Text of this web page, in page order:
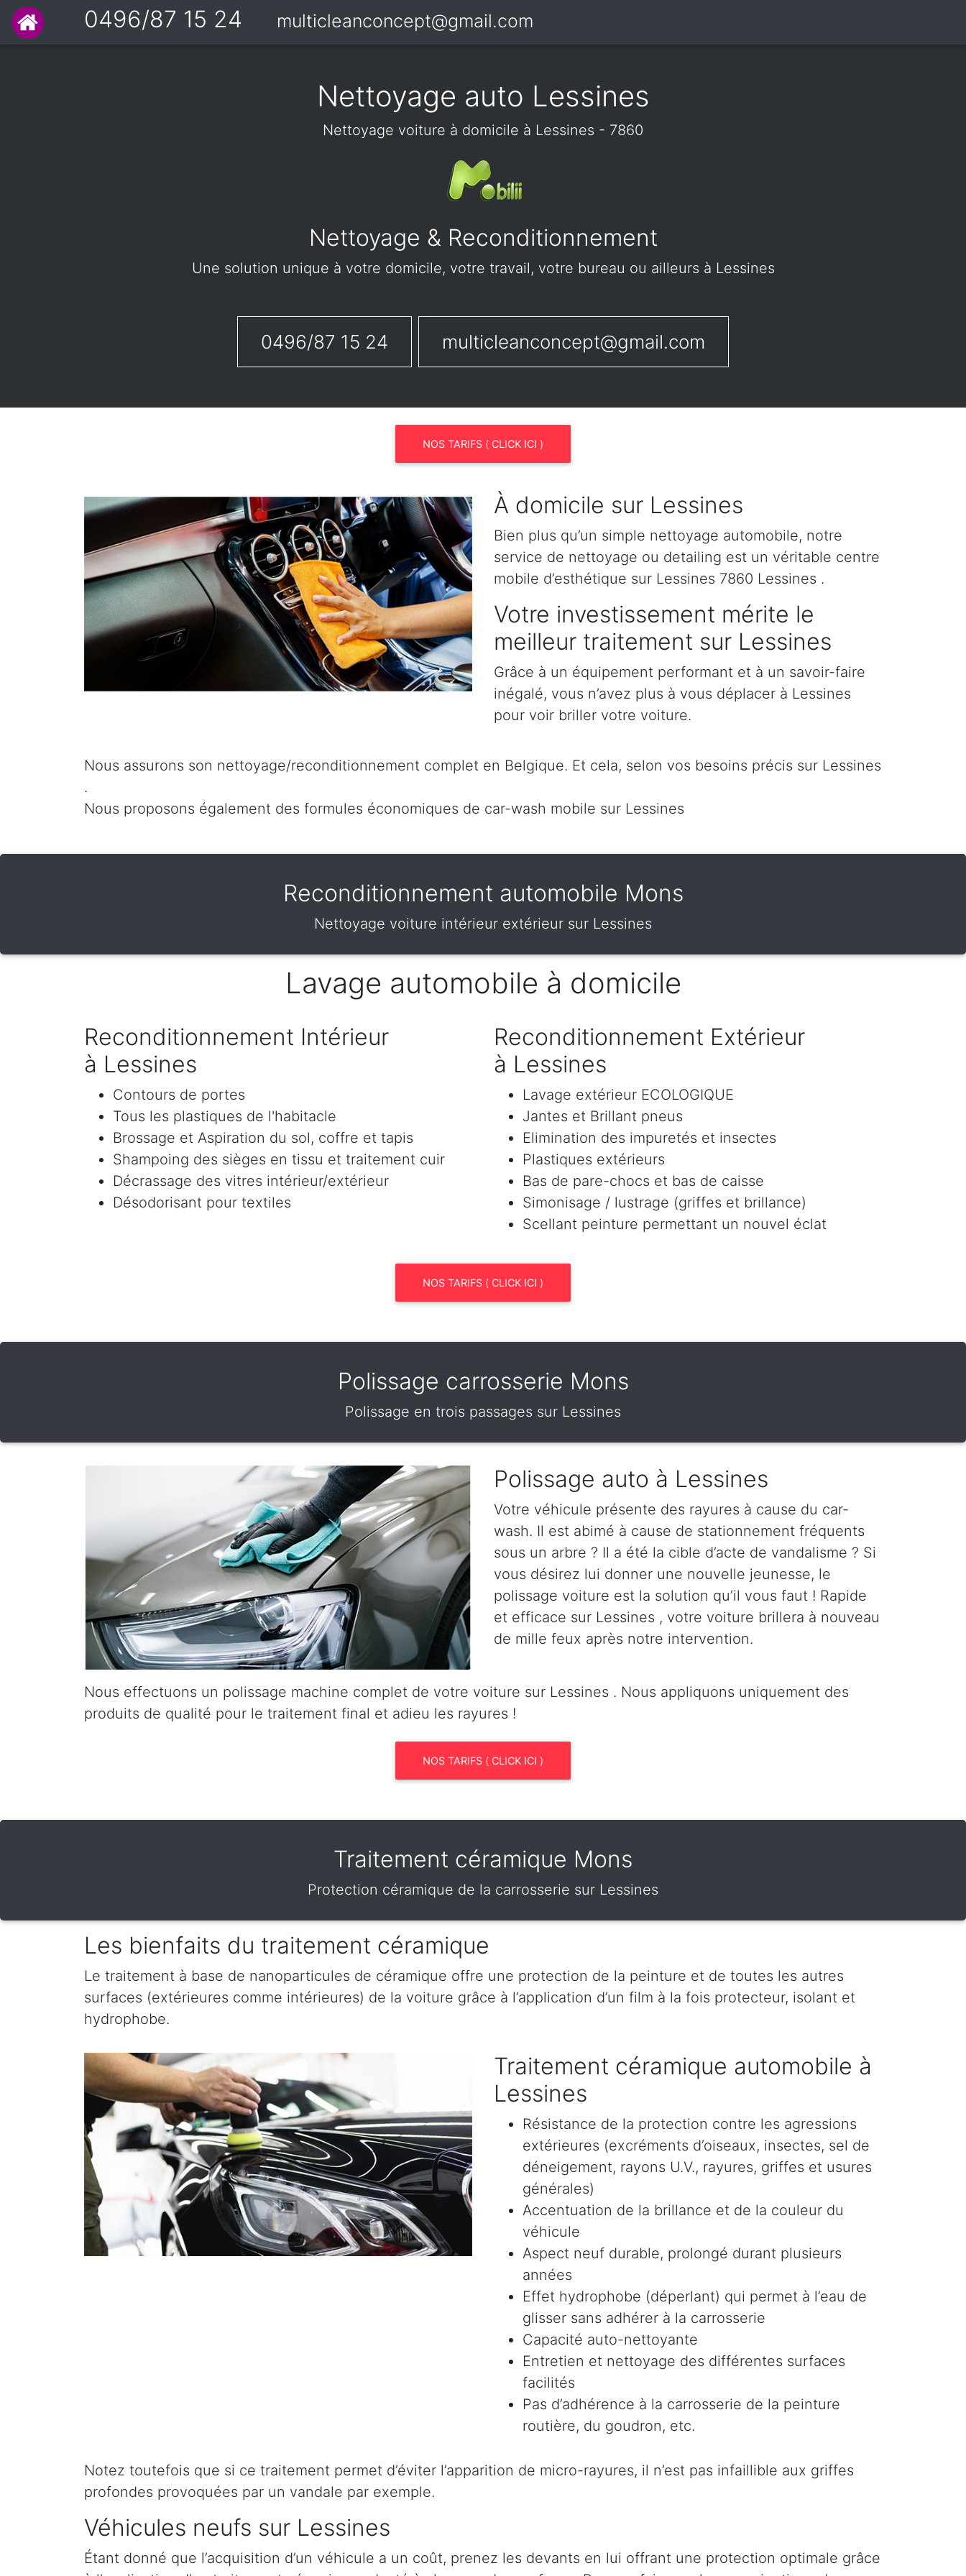
0496/87 15 24 multicleanconcept@gmail.com
Nettoyage auto Lessines
Nettoyage voiture à domicile à Lessines - 7860
Nettoyage & Reconditionnement
Une solution unique à votre domicile, votre travail, votre bureau ou ailleurs à Lessines
0496/87 15 24 multicleanconcept@gmail.com
NOS TARIFS ( CLICK ICI )
À domicile sur Lessines
Bien plus qu’un simple nettoyage automobile, notre
service de nettoyage ou detailing est un véritable centre
mobile d’esthétique sur Lessines 7860 Lessines .
Votre investissement mérite le
meilleur traitement sur Lessines
Grâce à un équipement performant et à un savoir-faire
inégalé, vous n’avez plus à vous déplacer à Lessines
pour voir briller votre voiture.
Nous assurons son nettoyage/reconditionnement complet en Belgique. Et cela, selon vos besoins précis sur Lessines
.
Nous proposons également des formules économiques de car-wash mobile sur Lessines
Reconditionnement automobile Mons
Nettoyage voiture intérieur extérieur sur Lessines
Lavage automobile à domicile
Reconditionnement Intérieur
à Lessines
Contours de portes
Tous les plastiques de l'habitacle
Brossage et Aspiration du sol, coffre et tapis
Shampoing des sièges en tissu et traitement cuir
Décrassage des vitres intérieur/extérieur
Désodorisant pour textiles
Reconditionnement Extérieur
à Lessines
Lavage extérieur ECOLOGIQUE
Jantes et Brillant pneus
Elimination des impuretés et insectes
Plastiques extérieurs
Bas de pare-chocs et bas de caisse
Simonisage / lustrage (griffes et brillance)
Scellant peinture permettant un nouvel éclat
NOS TARIFS ( CLICK ICI )
Polissage carrosserie Mons
Polissage en trois passages sur Lessines
Polissage auto à Lessines
Votre véhicule présente des rayures à cause du car-
wash. Il est abimé à cause de stationnement fréquents
sous un arbre ? Il a été la cible d’acte de vandalisme ? Si
vous désirez lui donner une nouvelle jeunesse, le
polissage voiture est la solution qu’il vous faut ! Rapide
et efficace sur Lessines , votre voiture brillera à nouveau
de mille feux après notre intervention.
Nous effectuons un polissage machine complet de votre voiture sur Lessines . Nous appliquons uniquement des
produits de qualité pour le traitement final et adieu les rayures !
NOS TARIFS ( CLICK ICI )
Traitement céramique Mons
Protection céramique de la carrosserie sur Lessines
Les bienfaits du traitement céramique
Le traitement à base de nanoparticules de céramique offre une protection de la peinture et de toutes les autres
surfaces (extérieures comme intérieures) de la voiture grâce à l’application d’un film à la fois protecteur, isolant et
hydrophobe.
Traitement céramique automobile à
Lessines
Résistance de la protection contre les agressions
extérieures (excréments d’oiseaux, insectes, sel de
déneigement, rayons U.V., rayures, griffes et usures
générales)
Accentuation de la brillance et de la couleur du
véhicule
Aspect neuf durable, prolongé durant plusieurs
années
Effet hydrophobe (déperlant) qui permet à l’eau de
glisser sans adhérer à la carrosserie
Capacité auto-nettoyante
Entretien et nettoyage des différentes surfaces
facilités
Pas d’adhérence à la carrosserie de la peinture
routière, du goudron, etc.
Notez toutefois que si ce traitement permet d’éviter l’apparition de micro-rayures, il n’est pas infaillible aux griffes
profondes provoquées par un vandale par exemple.
Véhicules neufs sur Lessines
Étant donné que l’acquisition d’un véhicule a un coût, prenez les devants en lui offrant une protection optimale grâce